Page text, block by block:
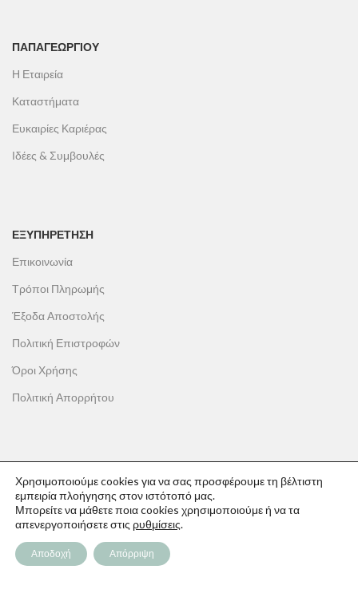
ΠΑΠΑΓΕΩΡΓΊΟΥ
Η Εταιρεία
Καταστήματα
Ευκαιρίες Καριέρας
Ιδέες & Συμβουλές
ΕΞΥΠΗΡΕΤΗΣΗ
Επικοινωνία
Τρόποι Πληρωμής
Έξοδα Αποστολής
Πολιτική Επιστροφών
Όροι Χρήσης
Πολιτική Απορρήτου
ΟΙ ΑΓΟΡΕΣ ΣΟΥ
Ο λογαριασμός μου
Το καλάθι σου
Οι παραγγελίες σου
Χρησιμοποιούμε cookies για να σας προσφέρουμε τη βέλτιστη
εμπειρία πλοήγησης στον ιστότοπό μας.
Μπορείτε να μάθετε ποια cookies χρησιμοποιούμε ή να τα
απενεργοποιήσετε στις ρυθμίσεις.
Αποδοχή Απόρριψη